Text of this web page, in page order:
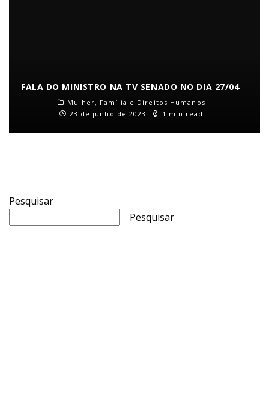
FALA DO MINISTRO NA TV SENADO NO DIA 27/04
Mulher, Família e Direitos Humanos
23 de junho de 2023
1 min read
Pesquisar
Pesquisar